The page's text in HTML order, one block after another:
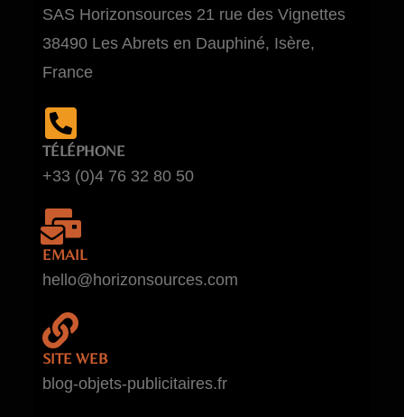
SAS Horizonsources 21 rue des Vignettes
38490 Les Abrets en Dauphiné, Isère,
France
TÉLÉPHONE
+33 (0)4 76 32 80 50
EMAIL
hello@horizonsources.com
SITE WEB
blog-objets-publicitaires.fr